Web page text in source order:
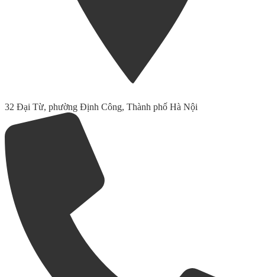
32 Đại Từ, phường Định Công, Thành phố Hà Nội